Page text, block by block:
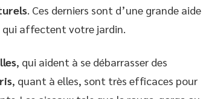
. Ces derniers sont d’une grande aide
affectent votre jardin.
, qui aident à se débarrasser des
, quant à elles, sont très efficaces pour